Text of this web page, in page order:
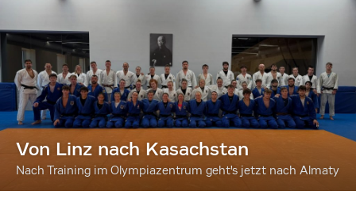
Von Linz nach Kasachstan
Nach Training im Olympiazentrum geht's jetzt nach Almaty